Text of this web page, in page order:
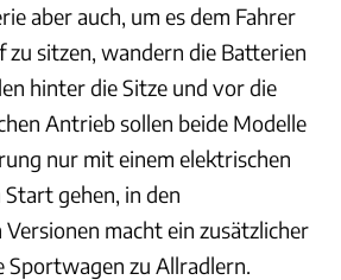
aber auch, um es dem Fahrer
zu sitzen, wandern die Batterien
hinter die Sitze und vor die
Antrieb sollen beide Modelle
nur mit einem elektrischen
gehen, in den
macht ein zusätzlicher
zu Allradlern.